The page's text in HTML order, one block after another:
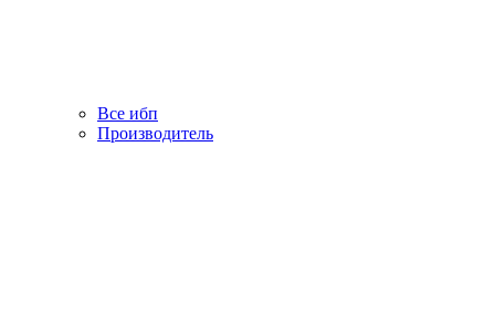
Все ибп
Производитель